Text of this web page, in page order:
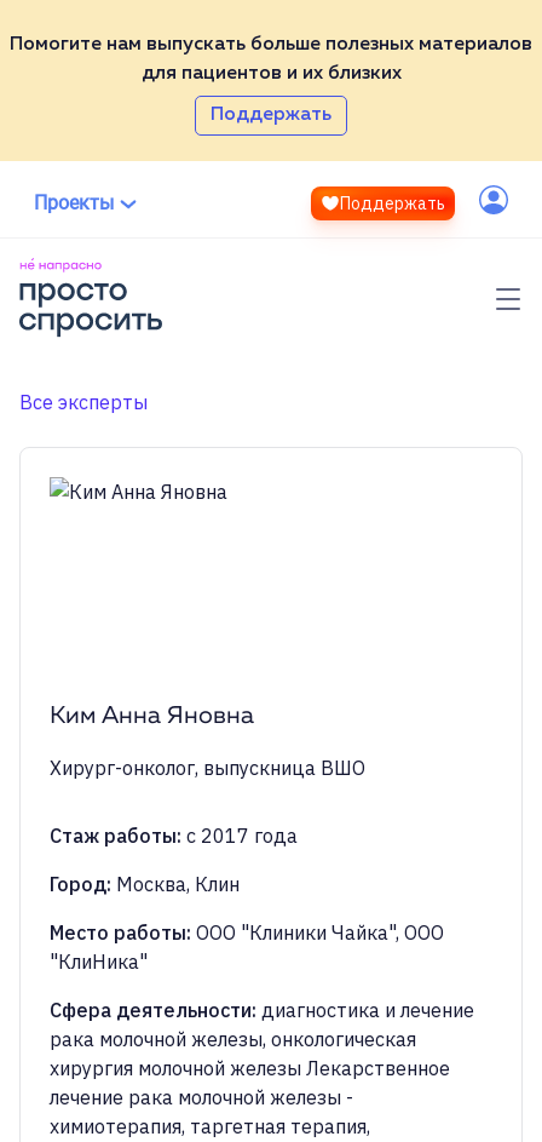
Помогите нам выпускать больше полезных материалов
для пациентов и их близких
Поддержать
Проекты Поддержать
ВСЕ НЕ НАПРАСНО
ТЕСТ
ВИКИ
ЭКСПЕРТЫ
Партнёры
Эксперты
Контакты
Все эксперты
Ким Анна Яновна
Хирург-онколог, выпускница ВШО
Стаж работы: с 2017 года
Город: Москва, Клин
Место работы: ООО "Клиники Чайка", ООО
"КлиНика"
Сфера деятельности: диагностика и лечение
рака молочной железы, онкологическая
хирургия молочной железы Лекарственное
лечение рака молочной железы -
химиотерапия, таргетная терапия,